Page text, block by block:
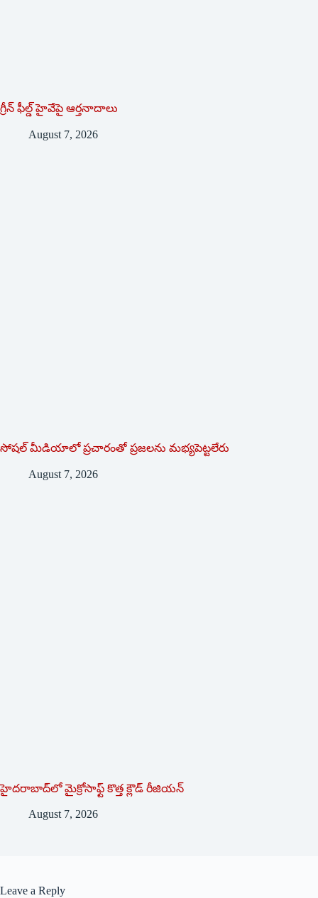
గ్రీన్ ఫీల్డ్ హైవేపై ఆర్తనాదాలు
August 7, 2026
సోషల్‌ ‌మీడియాలో ప్రచారంతో ప్రజలను మభ్యపెట్టలేరు
August 7, 2026
హైదరాబాద్‌లో మైక్రోసాఫ్ట్ ‌కొత్త క్లౌడ్‌ ‌రీజియన్‌
August 7, 2026
Leave a Reply